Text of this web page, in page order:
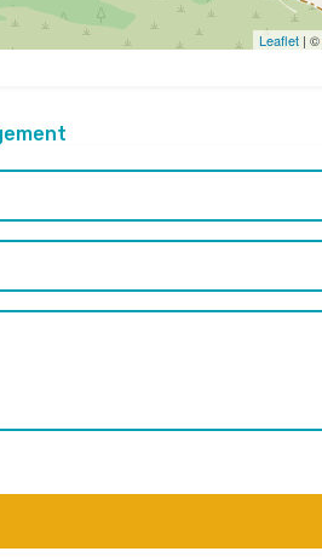
Leaflet | ©